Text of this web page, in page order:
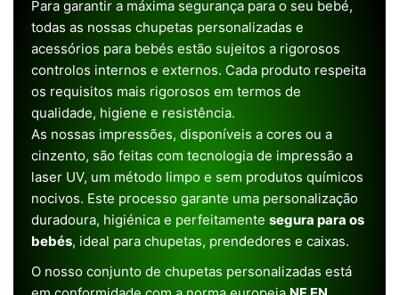
Para garantir a máxima segurança para o seu bebé,
todas as nossas chupetas personalizadas e
acessórios para bebés estão sujeitos a rigorosos
controlos internos e externos. Cada produto respeita
os requisitos mais rigorosos em termos de
qualidade, higiene e resistência.
As nossas impressões, disponíveis a cores ou a
cinzento, são feitas com tecnologia de impressão a
laser UV, um método limpo e sem produtos químicos
nocivos. Este processo garante uma personalização
duradoura, higiénica e perfeitamente segura para os
bebés, ideal para chupetas, prendedores e caixas.
O nosso conjunto de chupetas personalizadas está